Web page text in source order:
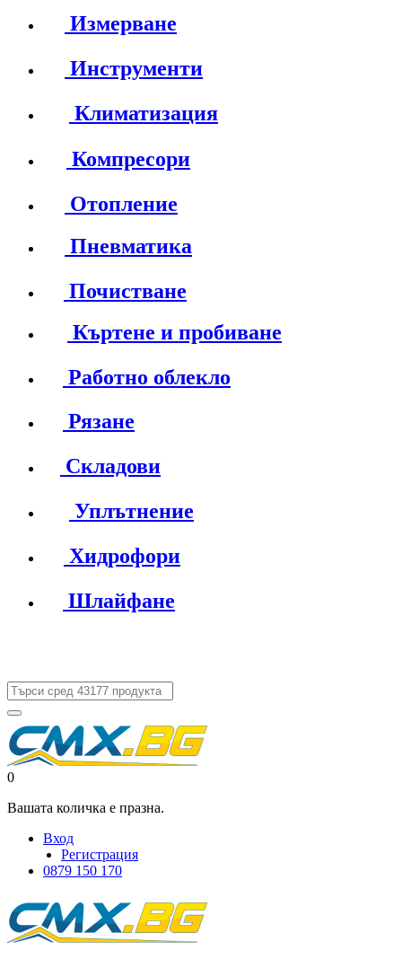
Измерване
Инструменти
Климатизация
Компресори
Отопление
Пневматика
Почистване
Къртене и пробиване
Работно облекло
Рязане
Складови
Уплътнение
Хидрофори
Шлайфане
0
Вашата количка е празна.
Вход
Регистрация
0879 150 170